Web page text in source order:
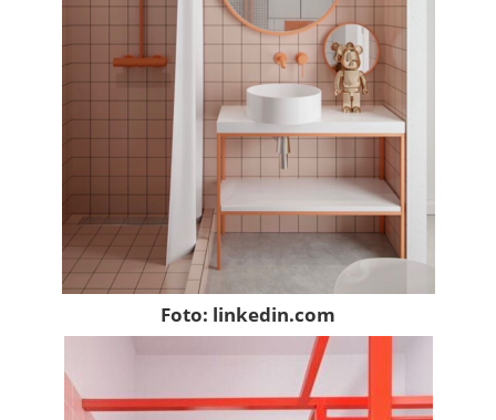
Foto: linkedin.com